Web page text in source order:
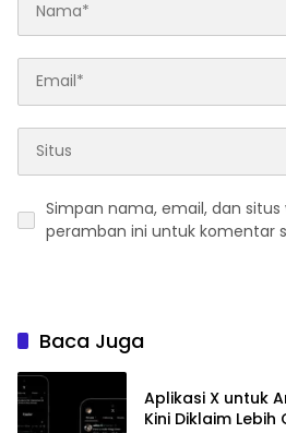
Simpan nama, email, dan situs
peramban ini untuk komentar
Baca Juga
Aplikasi X untuk
Kini Diklaim